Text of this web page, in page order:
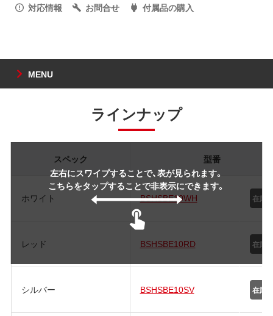
対応情報
お問合せ 付属品の購入
MENU
ラインナップ
左右にスワイプすることで、表が見られます。
こちらをタップすることで非表示にできます。
スペック 型番
ホワイト BSHSBE10WH
レッド BSHSBE10RD
シルバー BSHSBE10SV